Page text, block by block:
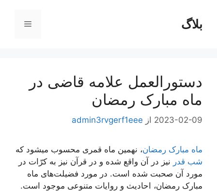
محتوابلاگ فهرست
دستورالعمل علامه قاضی در
ماه مبارک رمضان
2023-02-09 از admin3rvgerf1eee
ماه مبارک رمضان، نهمین ماه قمری محسوب میشود که
شب قدر نیز در آن واقع شده و در قرآن نیز به کرّات در
مورد آن صحبت شده است. در مورد فضیلت‌های ماه
مبارک رمضان، احادیث و روایات متنوعی موجود است.